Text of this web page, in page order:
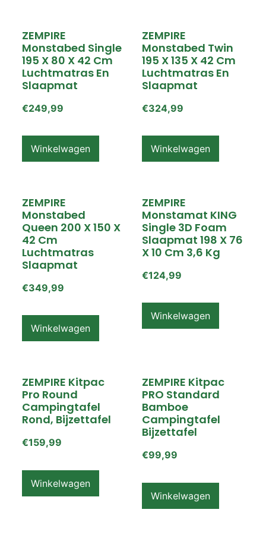
ZEMPIRE
Monstabed Single
195 X 80 X 42 Cm
Luchtmatras En
Slaapmat
€249,99
Winkelwagen
ZEMPIRE
Monstabed Twin
195 X 135 X 42 Cm
Luchtmatras En
Slaapmat
€324,99
Winkelwagen
ZEMPIRE
Monstabed
Queen 200 X 150 X
42 Cm
Luchtmatras
Slaapmat
€349,99
Winkelwagen
ZEMPIRE
Monstamat KING
Single 3D Foam
Slaapmat 198 X 76
X 10 Cm 3,6 Kg
€124,99
Winkelwagen
ZEMPIRE Kitpac
Pro Round
Campingtafel
Rond, Bijzettafel
€159,99
Winkelwagen
ZEMPIRE Kitpac
PRO Standard
Bamboe
Campingtafel
Bijzettafel
€99,99
Winkelwagen